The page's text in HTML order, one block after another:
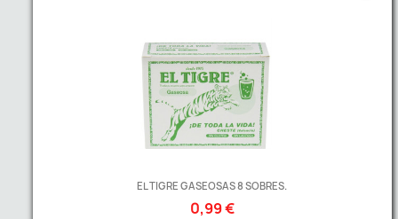
EL TIGRE GASEOSAS 8 SOBRES.
0,99 €